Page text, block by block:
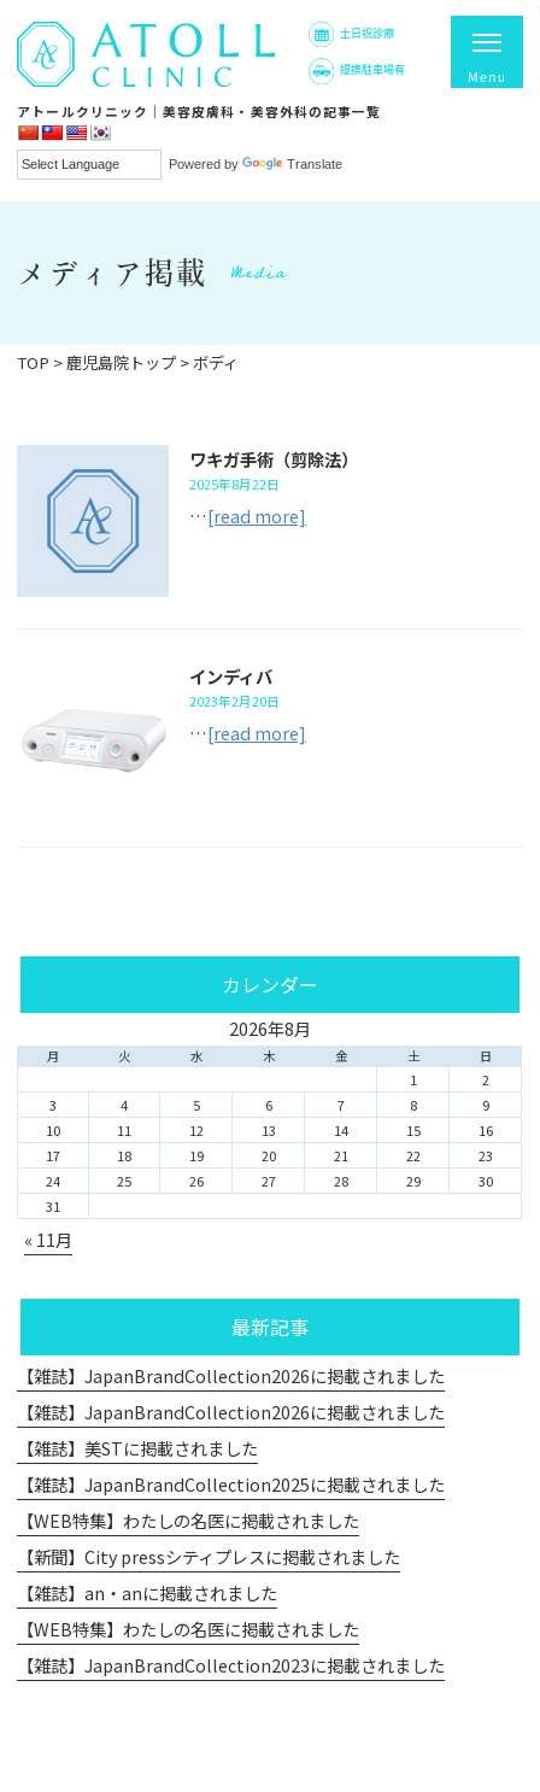
アトールクリニック｜美容皮膚科・美容外科の記事一覧
Powered by Translate
土日祝診療
提携駐車場有
メディア掲載 Media
TOP > 鹿児島院トップ > ボディ
ワキガ手術（剪除法）
2025年8月22日
…[read more]
インディバ
2023年2月20日
…[read more]
カレンダー
2026年8月
月 火 水 木 金 土 日
1
2
3
4 5 6 7 8
9
10
11 12 13 14 15
16
17
18 19 20 21 22
23
24
25 26 27 28 29
30
31
« 11月
最新記事
【雑誌】JapanBrandCollection2026に掲載されました
【雑誌】JapanBrandCollection2026に掲載されました
【雑誌】美STに掲載されました
【雑誌】JapanBrandCollection2025に掲載されました
【WEB特集】わたしの名医に掲載されました
【新聞】City pressシティプレスに掲載されました
【雑誌】an・anに掲載されました
【WEB特集】わたしの名医に掲載されました
【雑誌】JapanBrandCollection2023に掲載されました